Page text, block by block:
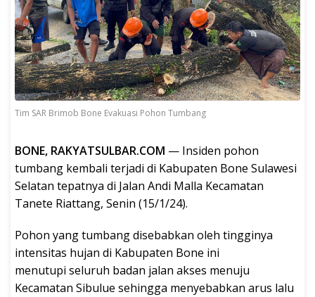
Tim SAR Brimob Bone Evakuasi Pohon Tumbang
BONE, RAKYATSULBAR.COM — Insiden pohon
tumbang kembali terjadi di Kabupaten Bone Sulawesi
Selatan tepatnya di Jalan Andi Malla Kecamatan
Tanete Riattang, Senin (15/1/24).
Pohon yang tumbang disebabkan oleh tingginya
intensitas hujan di Kabupaten Bone ini
menutupi seluruh badan jalan akses menuju
Kecamatan Sibulue sehingga menyebabkan arus lalu